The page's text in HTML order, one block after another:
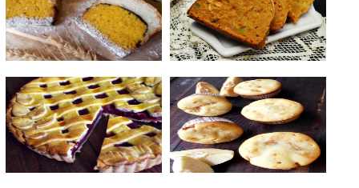
Chec in trei culori Chec cu arome de iarna